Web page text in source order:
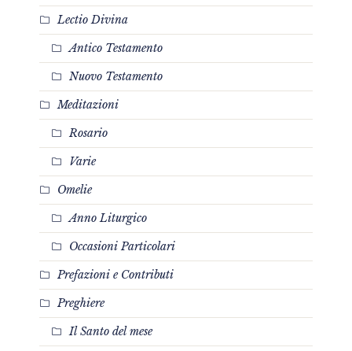
Lectio Divina
Antico Testamento
Nuovo Testamento
Meditazioni
Rosario
Varie
Omelie
Anno Liturgico
Occasioni Particolari
Prefazioni e Contributi
Preghiere
Il Santo del mese